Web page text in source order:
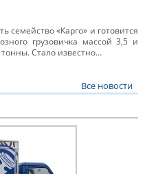
семейство «Карго» и готовится
грузовичка массой 3,5 и
Стало известно…
Все новости